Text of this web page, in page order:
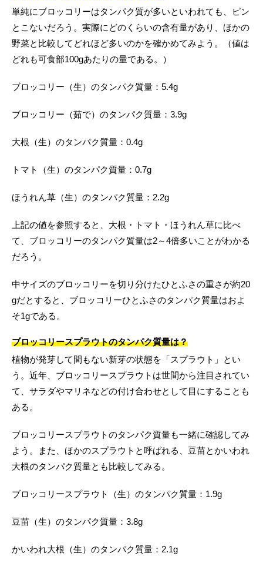
単純にブロッコリーはタンパク質が多いといわれても、ピン
とこないだろう。実際にどのくらいの含有量があり、ほかの
野菜と比較してどれほど多いのかを確かめてみよう。（値は
どれも可食部100gあたりの量である。）
ブロッコリー（生）のタンパク質量：5.4g
ブロッコリー（茹で）のタンパク質量：3.9g
大根（生）のタンパク質量：0.4g
トマト（生）のタンパク質量：0.7g
ほうれん草（生）のタンパク質量：2.2g
上記の値を参照すると、大根・トマト・ほうれん草に比べ
て、ブロッコリーのタンパク質量は2～4倍多いことがわかる
だろう。
中サイズのブロッコリーを切り分けたひとふさの重さが約20
gだとすると、ブロッコリーひとふさのタンパク質量はおよ
そ1gである。
ブロッコリースプラウトのタンパク質量は？
植物が発芽して間もない新芽の状態を「スプラウト」とい
う。近年、ブロッコリースプラウトは世間から注目されてい
て、サラダやマリネなどの付け合わせとして目にすることも
ある。
ブロッコリースプラウトのタンパク質量も一緒に確認してみ
よう。また、ほかのスプラウトと呼ばれる、豆苗とかいわれ
大根のタンパク質量とも比較してみる。
ブロッコリースプラウト（生）のタンパク質量：1.9g
豆苗（生）のタンパク質量：3.8g
かいわれ大根（生）のタンパク質量：2.1g